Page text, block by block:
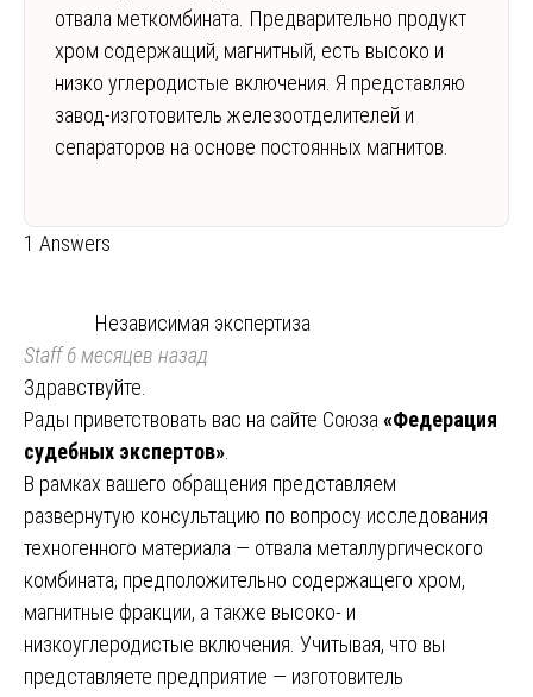
отвала меткомбината. Предварительно продукт
хром содержащий, магнитный, есть высоко и
низко углеродистые включения. Я представляю
завод-изготовитель железоотделителей и
сепараторов на основе постоянных магнитов.
1 Answers
Независимая экспертиза
Staff6 месяцев назад
Здравствуйте.
Рады приветствовать вас на сайте Союза «Федерация
судебных экспертов»
В рамках вашего обращения представляем
развернутую консультацию по вопросу исследования
техногенного материала — отвала металлургического
комбината, предположительно содержащего хром,
магнитные фракции, а также высоко- и
низкоуглеродистые включения. Учитывая, что вы
представляете предприятие — изготовитель